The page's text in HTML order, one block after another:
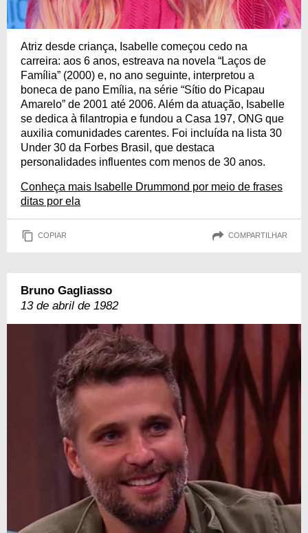
Atriz desde criança, Isabelle começou cedo na
carreira: aos 6 anos, estreava na novela “Laços de
Família” (2000) e, no ano seguinte, interpretou a
boneca de pano Emília, na série “Sítio do Picapau
Amarelo” de 2001 até 2006. Além da atuação, Isabelle
se dedica à filantropia e fundou a Casa 197, ONG que
auxilia comunidades carentes. Foi incluída na lista 30
Under 30 da Forbes Brasil, que destaca
personalidades influentes com menos de 30 anos.
Conheça mais Isabelle Drummond por meio de frases
ditas por ela
COPIAR COMPARTILHAR
Bruno Gagliasso
13 de abril de 1982